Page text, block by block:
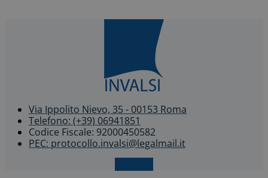
Via Ippolito Nievo, 35 - 00153 Roma
Telefono: (+39) 06941851
Codice Fiscale: 92000450582
PEC: protocollo.invalsi@legalmail.it